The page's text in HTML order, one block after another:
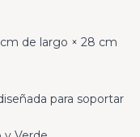
de largo × 28 cm
para soportar